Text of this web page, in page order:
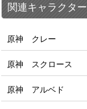
関連キャラクター
原神 クレー
原神 スクロース
原神 アルベド